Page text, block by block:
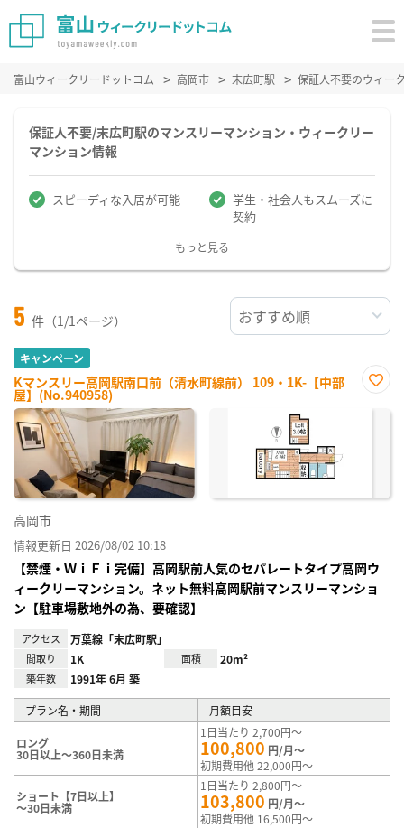
富山ウィークリードットコム 高岡市 末広町駅 保証人不要のウィー
保証人不要/末広町駅のマンスリーマンション・ウィークリー
マンション情報
スピーディな入居が可能
学生・社会人もスムーズに
契約
もっと見る
5 件（1/1ページ）
キャンペーン
Kマンスリー高岡駅南口前（清水町線前） 109・1K-【中部
屋】(No.940958)
に入
高岡市
情報更新日 2026/08/02 10:18
【禁煙・ＷｉＦｉ完備】高岡駅前人気のセパレートタイプ高岡ウ
ィークリーマンション。ネット無料高岡駅前マンスリーマンショ
ン【駐車場敷地外の為、要確認】
アクセス 万葉線「末広町駅」
間取り 1K 面積 20m²
築年数 1991年 6月 築
プラン名・期間 月額目安
ロング
30日以上～360日未満
1日当たり 2,700円～
100,800 円/月～
初期費用他 22,000円～
ショート【7日以上】
～30日未満
1日当たり 2,800円～
103,800 円/月～
初期費用他 16,500円～